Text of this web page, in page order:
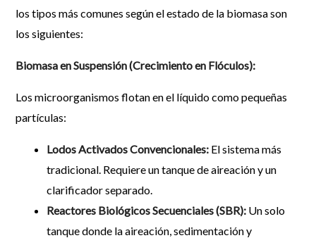
los tipos más comunes según el estado de la biomasa son
los siguientes:
Biomasa en Suspensión (Crecimiento en Flóculos):
Los microorganismos flotan en el líquido como pequeñas
partículas:
Lodos Activados Convencionales: El sistema más
tradicional. Requiere un tanque de aireación y un
clarificador separado.
Reactores Biológicos Secuenciales (SBR): Un solo
tanque donde la aireación, sedimentación y